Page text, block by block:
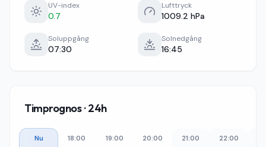
UV-index
0.7
Lufttryck
1009.2 hPa
Soluppgång
07:30
Solnedgång
16:45
Timprognos · 24h
Nu 18:00 19:00 20:00 21:00 22:00